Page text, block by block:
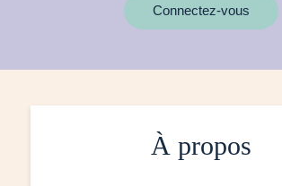
Connectez-vous
À propos